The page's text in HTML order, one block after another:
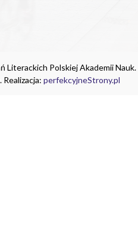
Polskiej Akademii Nauk.
perfekcyjneStrony.pl